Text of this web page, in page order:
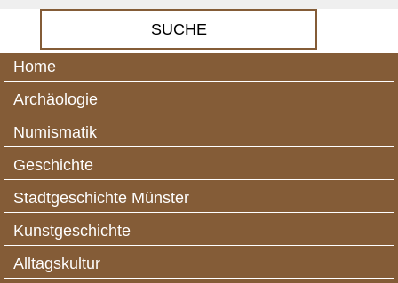
Home
Archäologie
Numismatik
Geschichte
Stadtgeschichte Münster
Kunstgeschichte
Alltagskultur